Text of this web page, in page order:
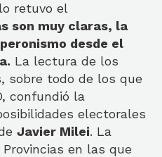
retuvo el
son muy claras, la
desde el
La lectura de los
sobre todo de los que
confundió la
electorales
Javier Milei. La
en las que